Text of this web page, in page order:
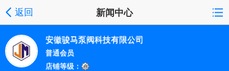
返回 新闻中心
安徽骏马泵阀科技有限公司
普通会员
店铺等级：